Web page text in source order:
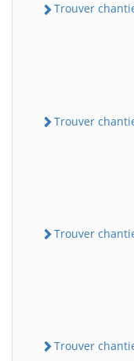
Trouver
Trouver
Trouver
Trouver